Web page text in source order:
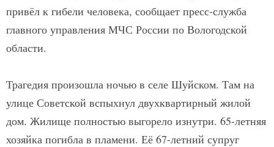
привёл к гибели человека, сообщает пресс-служба
главного управления МЧС России по Вологодской
области.
Трагедия произошла ночью в селе Шуйском. Там на
улице Советской вспыхнул двухквартирный жилой
дом. Жилище полностью выгорело изнутри. 65-летняя
хозяйка погибла в пламени. Её 67-летний супруг